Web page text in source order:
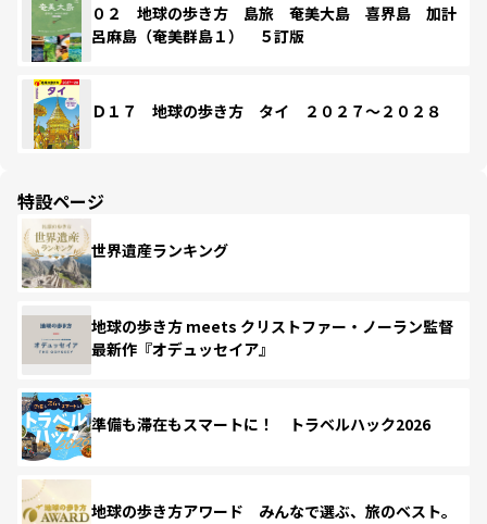
０２ 地球の歩き方 島旅 奄美大島 喜界島 加計
呂麻島（奄美群島１） ５訂版
Ｄ１７ 地球の歩き方 タイ ２０２７～２０２８
特設ページ
世界遺産ランキング
地球の歩き方 meets クリストファー・ノーラン監督
最新作『オデュッセイア』
準備も滞在もスマートに！ トラベルハック2026
地球の歩き方アワード みんなで選ぶ、旅のベスト。